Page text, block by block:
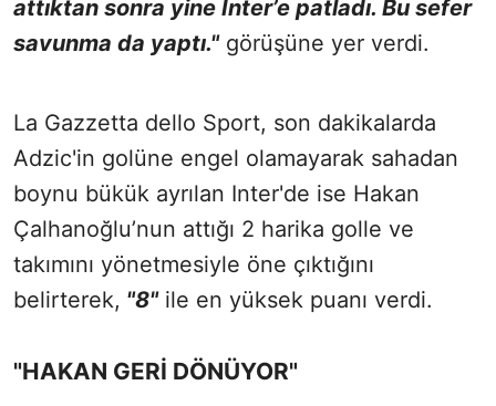
attıktan sonra yine Inter’e patladı. Bu sefer
savunma da yaptı."görüşüne yer verdi.
La Gazzetta dello Sport, son dakikalarda
Adzic'in golüne engel olamayarak sahadan
boynu bükük ayrılan Inter'de ise Hakan
Çalhanoğlu’nun attığı 2 harika golle ve
takımını yönetmesiyle öne çıktığını
belirterek, "8"ile en yüksek puanı verdi.
"HAKAN GERİ DÖNÜYOR"